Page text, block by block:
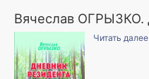
Вячеслав
Читать далее